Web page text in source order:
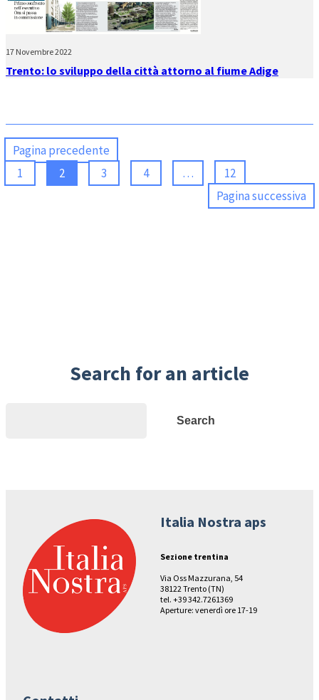
17 Novembre 2022
Trento: lo sviluppo della città attorno al fiume Adige
Pagina precedente
1
2 3 4 …
12
Pagina successiva
Search for an article
Search
Italia Nostra aps
Sezione trentina
Via Oss Mazzurana, 54
38122 Trento (TN)
tel. +39 342.7261369
Aperture: venerdì ore 17-19